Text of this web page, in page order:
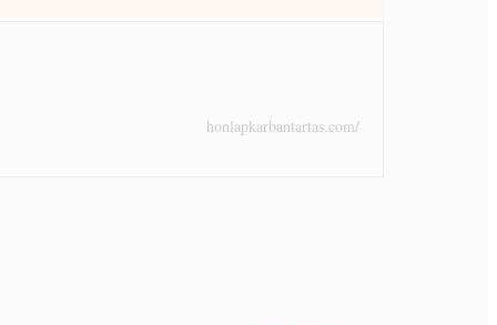
honlapkarbantartas.com/